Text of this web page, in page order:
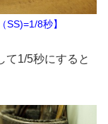
SS)=1/8秒】
て1/5秒にすると